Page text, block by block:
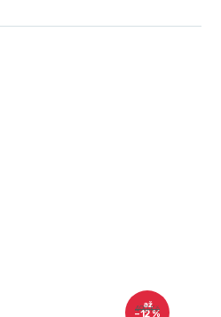
490 Kč
až
–12 %